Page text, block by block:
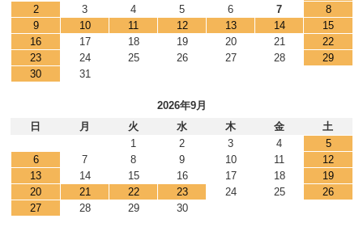
2
3 4 5 6 7
8
9
10 11 12 13 14
15
16
17 18 19 20 21
22
23
24 25 26 27 28
29
30
31
2026年9月
日
月 火 水 木 金
土
1
2 3 4
5
6
7 8 9 10 11
12
13
14 15 16 17 18
19
20
21 22 23 24 25
26
27
28 29 30